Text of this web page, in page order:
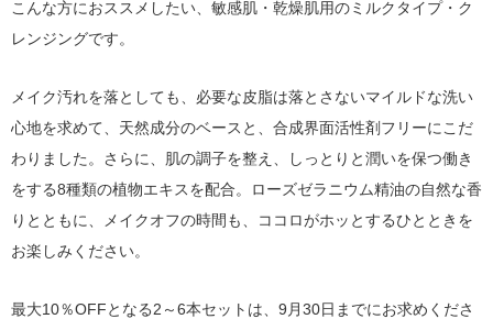
こんな方におススメしたい、敏感肌・乾燥肌用のミルクタイプ・ク
レンジングです。
メイク汚れを落としても、必要な皮脂は落とさないマイルドな洗い
心地を求めて、天然成分のベースと、合成界面活性剤フリーにこだ
わりました。さらに、肌の調子を整え、しっとりと潤いを保つ働き
をする8種類の植物エキスを配合。ローズゼラニウム精油の自然な香
りとともに、メイクオフの時間も、ココロがホッとするひとときを
お楽しみください。
最大10％OFFとなる2～6本セットは、9月30日までにお求めくださ